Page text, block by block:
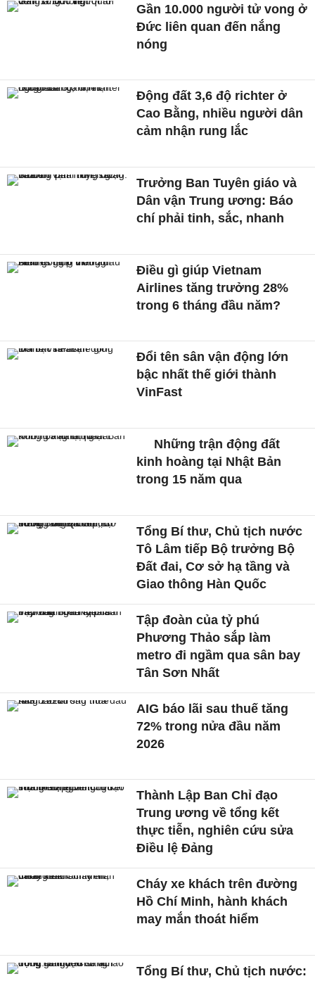
Gần 10.000 người tử vong ở
Đức liên quan đến nắng
nóng
Động đất 3,6 độ richter ở
Cao Bằng, nhiều người dân
cảm nhận rung lắc
Trưởng Ban Tuyên giáo và
Dân vận Trung ương: Báo
chí phải tinh, sắc, nhanh
Điều gì giúp Vietnam
Airlines tăng trưởng 28%
trong 6 tháng đầu năm?
Đổi tên sân vận động lớn
bậc nhất thế giới thành
VinFast
Những trận động đất
kinh hoàng tại Nhật Bản
trong 15 năm qua
Tổng Bí thư, Chủ tịch nước
Tô Lâm tiếp Bộ trưởng Bộ
Đất đai, Cơ sở hạ tầng và
Giao thông Hàn Quốc
Tập đoàn của tỷ phú
Phương Thảo sắp làm
metro đi ngầm qua sân bay
Tân Sơn Nhất
AIG báo lãi sau thuế tăng
72% trong nửa đầu năm
2026
Thành Lập Ban Chỉ đạo
Trung ương về tổng kết
thực tiễn, nghiên cứu sửa
Điều lệ Đảng
Cháy xe khách trên đường
Hồ Chí Minh, hành khách
may mắn thoát hiểm
Tổng Bí thư, Chủ tịch nước: